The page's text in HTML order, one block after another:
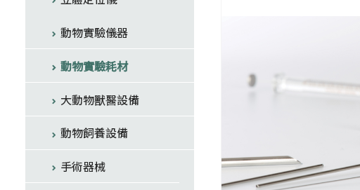
動物實驗儀器
動物實驗耗材
大動物獸醫設備
動物飼養設備
手術器械